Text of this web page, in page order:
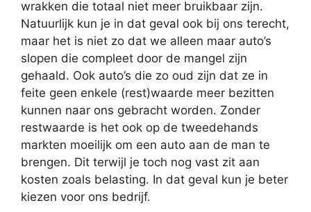
wrakken die totaal niet meer bruikbaar zijn.
Natuurlijk kun je in dat geval ook bij ons terecht,
maar het is niet zo dat we alleen maar auto’s
slopen die compleet door de mangel zijn
gehaald. Ook auto’s die zo oud zijn dat ze in
feite geen enkele (rest)waarde meer bezitten
kunnen naar ons gebracht worden. Zonder
restwaarde is het ook op de tweedehands
markten moeilijk om een auto aan de man te
brengen. Dit terwijl je toch nog vast zit aan
kosten zoals belasting. In dat geval kun je beter
kiezen voor ons bedrijf.